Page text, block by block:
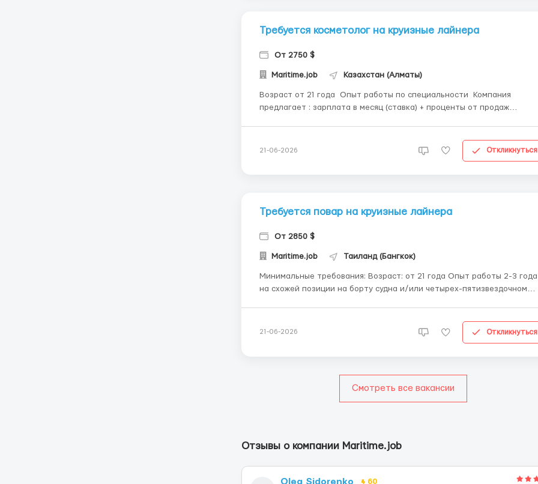
Требуется косметолог на круизные лайнера
От 2750 $
Maritime.job Казахстан (Алматы)
Возраст от 21 года Опыт работы по специальности Компания
предлагает : зарплата в месяц (ставка) + проценты от продаж
21-06-2026 Откликнуться
Требуется повар на круизные лайнера
От 2850 $
Maritime.job Таиланд (Бангкок)
Минимальные требования: Возраст: от 21 года Опыт работы 2-3 года
на схожей позиции на борту судна и/или четырех-пятизвездочном
обработки пищевых продуктов и ингредиентов из...
21-06-2026 Откликнуться
Смотреть все вакансии
Отзывы о компании Maritime.job
Oleg Sidorenko 60